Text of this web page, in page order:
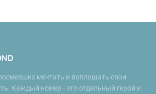
мечтать и воплощать свои
Каждый номер - это отдельный герой и